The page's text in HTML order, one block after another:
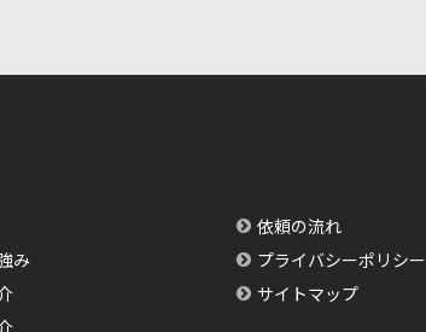
み
依頼の流れ
プライバシーポリシー
サイトマップ